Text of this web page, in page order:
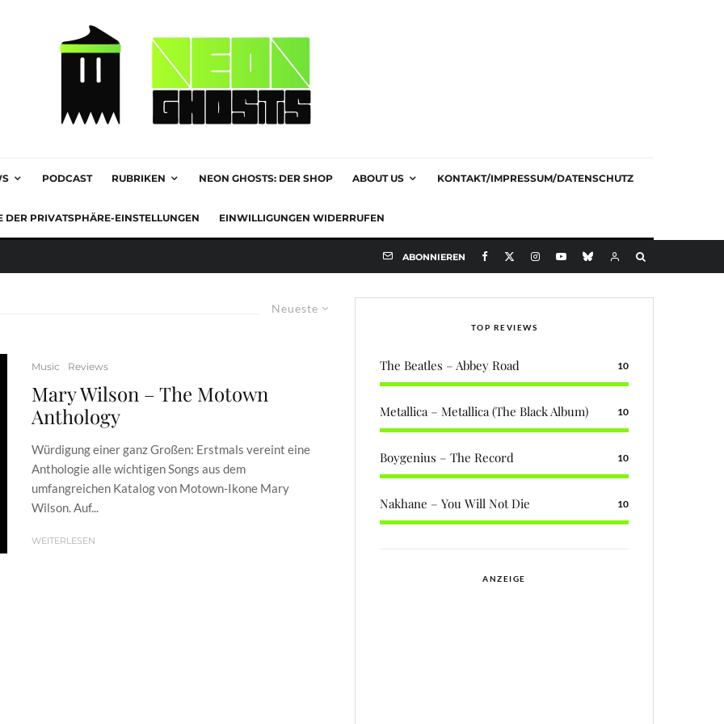
PODCAST RUBRIKEN NEON GHOSTS: DER SHOP ABOUT US KONTAKT/IMPRESSUM/DATENSCHUTZ
DER PRIVATSPHÄRE-EINSTELLUNGEN EINWILLIGUNGEN WIDERRUFEN
ABONNIEREN
Neueste
Music Reviews
Mary Wilson – The Motown
Anthology
Würdigung einer ganz Großen: Erstmals vereint eine
Anthologie alle wichtigen Songs aus dem
umfangreichen Katalog von Motown-Ikone Mary
Wilson. Auf...
WEITERLESEN
TOP REVIEWS
The Beatles – Abbey Road 10
Metallica – Metallica (The Black Album) 10
Boygenius – The Record 10
Nakhane – You Will Not Die 10
ANZEIGE